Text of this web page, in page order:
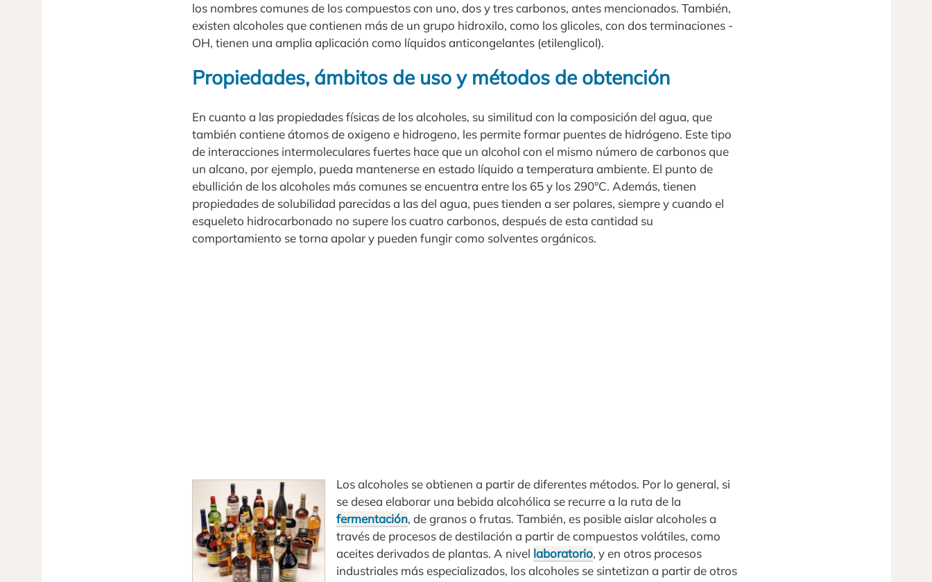
los nombres comunes de los compuestos con uno, dos y tres carbonos, antes mencionados. También,
existen alcoholes que contienen más de un grupo hidroxilo, como los glicoles, con dos terminaciones -
OH, tienen una amplia aplicación como líquidos anticongelantes (etilenglicol).
Propiedades, ámbitos de uso y métodos de obtención
En cuanto a las propiedades físicas de los alcoholes, su similitud con la composición del agua, que
también contiene átomos de oxigeno e hidrogeno, les permite formar puentes de hidrógeno. Este tipo
de interacciones intermoleculares fuertes hace que un alcohol con el mismo número de carbonos que
un alcano, por ejemplo, pueda mantenerse en estado líquido a temperatura ambiente. El punto de
ebullición de los alcoholes más comunes se encuentra entre los 65 y los 290°C. Además, tienen
propiedades de solubilidad parecidas a las del agua, pues tienden a ser polares, siempre y cuando el
esqueleto hidrocarbonado no supere los cuatro carbonos, después de esta cantidad su
comportamiento se torna apolar y pueden fungir como solventes orgánicos.
Los alcoholes se obtienen a partir de diferentes métodos. Por lo general, si
se desea elaborar una bebida alcohólica se recurre a la ruta de la
fermentación, de granos o frutas. También, es posible aislar alcoholes a
través de procesos de destilación a partir de compuestos volátiles, como
aceites derivados de plantas. A nivel laboratorio, y en otros procesos
industriales más especializados, los alcoholes se sintetizan a partir de otros